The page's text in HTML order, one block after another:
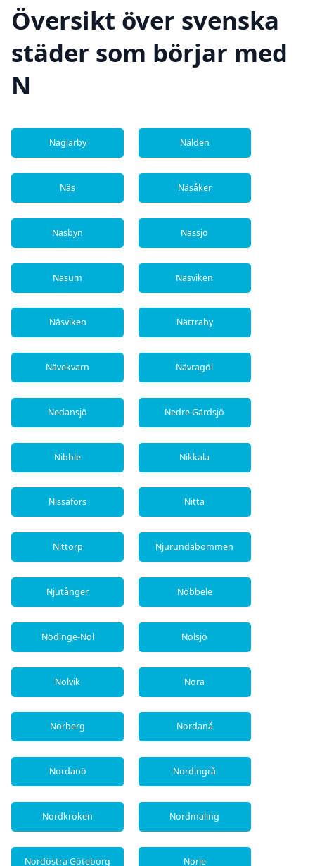
Översikt över svenska
städer som börjar med
N
Naglarby Nälden
Näs Näsåker
Näsbyn Nässjö
Näsum Näsviken
Näsviken Nättraby
Nävekvarn Nävragöl
Nedansjö Nedre Gärdsjö
Nibble Nikkala
Nissafors Nitta
Nittorp Njurundabommen
Njutånger Nöbbele
Nödinge-Nol Nolsjö
Nolvik Nora
Norberg Nordanå
Nordanö Nordingrå
Nordkroken Nordmaling
Nordöstra Göteborg Norje